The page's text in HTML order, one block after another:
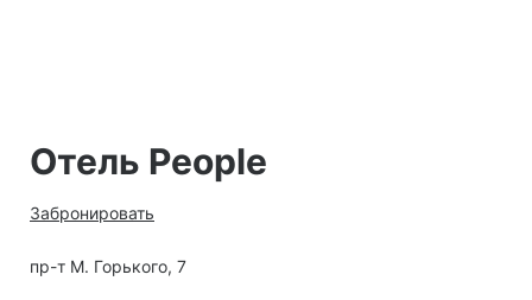
Отель People
Забронировать
пр-т М. Горького, 7